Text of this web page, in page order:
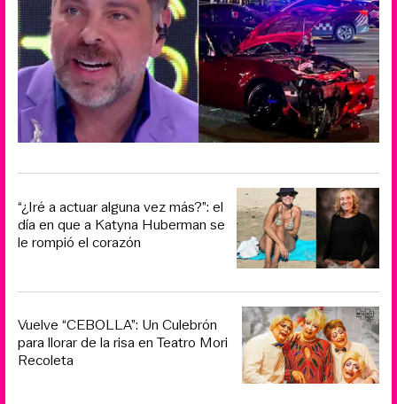
“¿Iré a actuar alguna vez más?”: el
día en que a Katyna Huberman se
le rompió el corazón
Vuelve “CEBOLLA”: Un Culebrón
para llorar de la risa en Teatro Mori
Recoleta